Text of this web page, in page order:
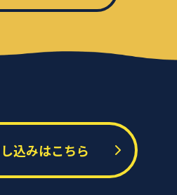
込みはこちら